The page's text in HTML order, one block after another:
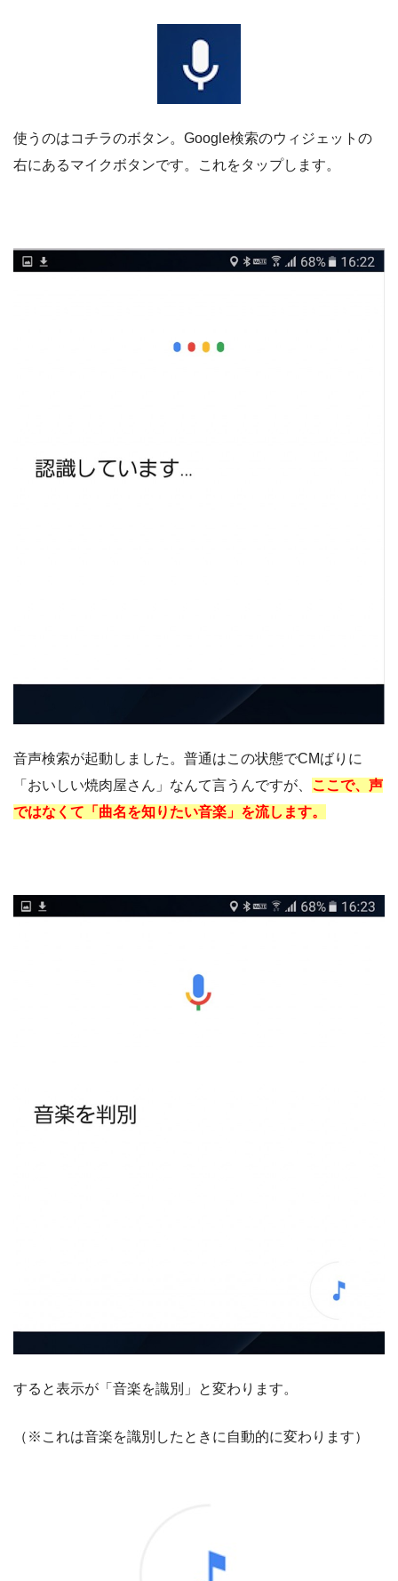
使うのはコチラのボタン。Google検索のウィジェットの
右にあるマイクボタンです。これをタップします。
音声検索が起動しました。普通はこの状態でCMばりに
「おいしい焼肉屋さん」なんて言うんですが、 ここで、声
ではなくて「曲名を知りたい音楽」を流します。
すると表示が「音楽を識別」と変わります。
（※これは音楽を識別したときに自動的に変わります）